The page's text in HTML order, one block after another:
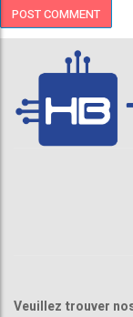
Veuillez trouver